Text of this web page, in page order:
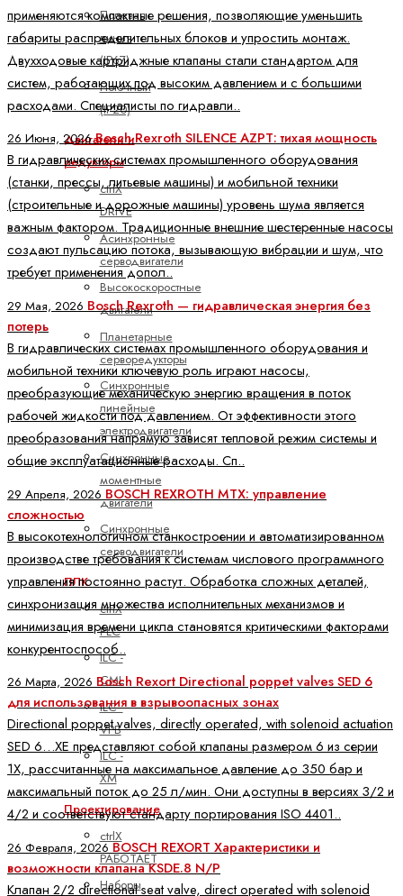
Полевая
линия
(IP67)
Поточный
(IP20)
Двигатели и
редукторы
ctrlX
DRIVE
Асинхронные
серводвигатели
Высокоскоростные
двигатели
Планетарные
серворедукторы
Синхронные
линейные
электродвигатели
Синхронные
моментные
двигатели
Синхронные
серводвигатели
ПЛК
ctrlX
PLC
ILC -
CML
ILC -
VPB
ILC -
XM
Проектирование
ctrlX
РАБОТАЕТ
Наборы
применяются компактные решения, позволяющие уменьшить
габариты распределительных блоков и упростить монтаж.
Двухходовые картриджные клапаны стали стандартом для
систем, работающих под высоким давлением и с большими
расходами. Специалисты по гидравли..
26 Июня, 2026Bosch Rexroth SILENCE AZPT: тихая мощность
В гидравлических системах промышленного оборудования
(станки, прессы, литьевые машины) и мобильной техники
(строительные и дорожные машины) уровень шума является
важным фактором. Традиционные внешние шестеренные насосы
создают пульсацию потока, вызывающую вибрации и шум, что
требует применения допол..
29 Мая, 2026 Bosch Rexroth — гидравлическая энергия без
потерь
В гидравлических системах промышленного оборудования и
мобильной техники ключевую роль играют насосы,
преобразующие механическую энергию вращения в поток
рабочей жидкости под давлением. От эффективности этого
преобразования напрямую зависят тепловой режим системы и
общие эксплуатационные расходы. Сп..
29 Апреля, 2026 BOSCH REXROTH MTX: управление
сложностью
В высокотехнологичном станкостроении и автоматизированном
производстве требования к системам числового программного
управления постоянно растут. Обработка сложных деталей,
синхронизация множества исполнительных механизмов и
минимизация времени цикла становятся критическими факторами
конкурентоспособ..
26 Марта, 2026 Bosch Rexort Directional poppet valves SED 6
для использования в взрывоопасных зонах
Directional poppet valves, directly operated, with solenoid actuation
SED 6…XE представляют собой клапаны размером 6 из серии
1X, рассчитанные на максимальное давление до 350 бар и
максимальный поток до 25 л/мин. Они доступны в версиях 3/2 и
4/2 и соответствуют стандарту портирования ISO 4401..
26 Февраля, 2026BOSCH REXORT Характеристики и
возможности клапана KSDE.8 N/P
Клапан 2/2 directional seat valve, direct operated with solenoid